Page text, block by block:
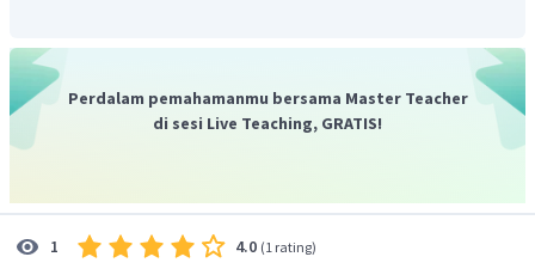
Perdalam pemahamanmu bersama Master Teacher
di sesi Live Teaching, GRATIS!
1 4.0 (1 rating)